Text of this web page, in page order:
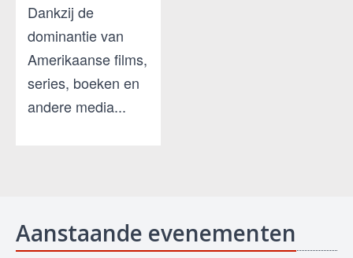
Dankzij de
dominantie van
Amerikaanse films,
series, boeken en
andere media...
Aanstaande evenementen